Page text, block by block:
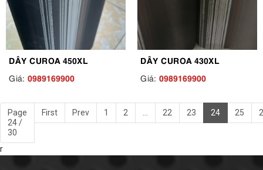
DÂY CUROA 450XL
Giá: 0989169900
DÂY CUROA 430XL
Giá: 0989169900
Page
24 /
30
First Prev 1 2 22 23 24 25
r